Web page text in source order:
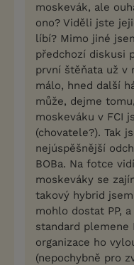
moskevák, ale
ono? Viděli jste
líbí? Mimo jiné
předchozí diskusi
první štěňata už v
málo, hned další
může, dejme
moskeváku v FCI
(chovatele?). Tak
nejúspěšnější
BOBa. Na fotce
moskeváky se
takový hybrid
mohlo dostat PP,
standard plemene
organizace ho
(nepochybně pro